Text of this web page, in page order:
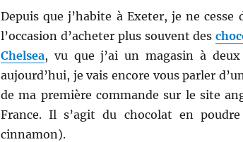
Depuis que j’habite à Exeter, je ne
l’occasion d’acheter plus souvent des
Chelsea, vu que j’ai un magasin à
aujourd’hui, je vais encore vous parler
de ma première commande sur le site
France. Il s’agit du chocolat en
cinnamon).